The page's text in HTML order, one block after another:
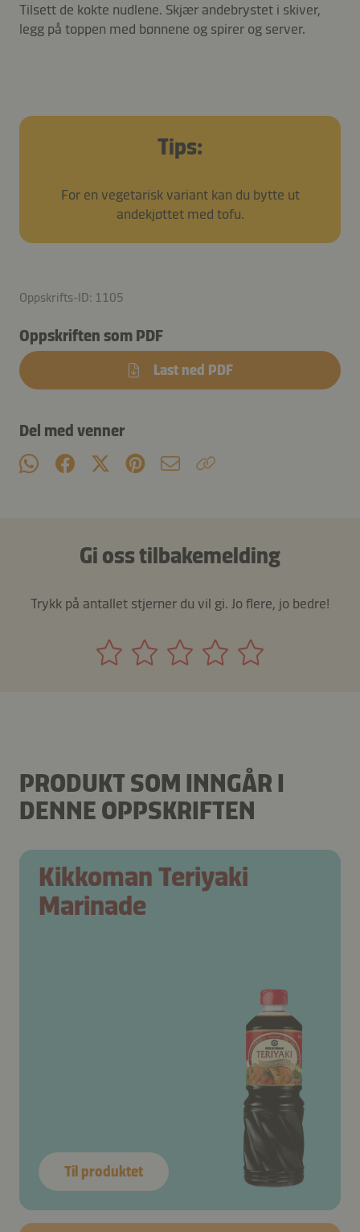
Tilsett de kokte nudlene. Skjær andebrystet i skiver,
legg på toppen med bønnene og spirer og server.
Tips:
For en vegetarisk variant kan du bytte ut
andekjøttet med tofu.
Oppskrifts-ID: 1105
Oppskriften som PDF
Last ned PDF
Del med venner
Gi oss tilbakemelding
Trykk på antallet stjerner du vil gi. Jo flere, jo bedre!
PRODUKT SOM INNGÅR I
DENNE OPPSKRIFTEN
Kikkoman Teriyaki
Marinade
Til produktet